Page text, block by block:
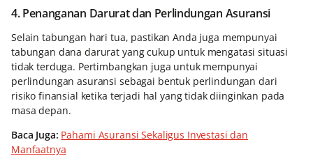
4. Penanganan Darurat dan Perlindungan Asuransi
Selain tabungan hari tua, pastikan Anda juga mempunyai
tabungan dana darurat yang cukup untuk mengatasi situasi
tidak terduga. Pertimbangkan juga untuk mempunyai
perlindungan asuransi sebagai bentuk perlindungan dari
risiko finansial ketika terjadi hal yang tidak diinginkan pada
masa depan.
Baca Juga: Pahami Asuransi Sekaligus Investasi dan
Manfaatnya